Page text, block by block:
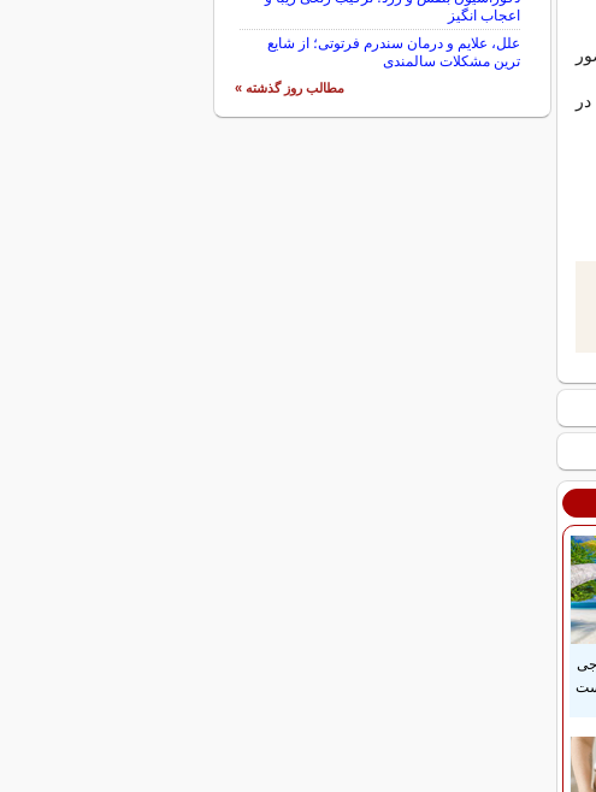
اعجاب انگیز
علل، علایم و درمان سندرم فرتوتی؛ از شایع
ترین مشکلات سالمندی
مطالب روز گذشته »